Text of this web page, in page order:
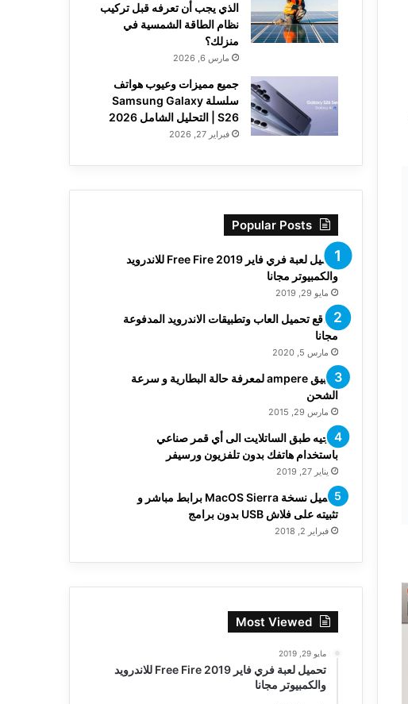
الذي يجب أن تعرفه قبل تركيب
نظام الطاقة الشمسية في
منزلك؟
مارس 6, 2026
جميع مميزات وعيوب هواتف
سلسلة Samsung Galaxy
S26 | التحليل الشامل 2026
فبراير 27, 2026
Popular Posts
تحميل لعبة فري فاير Free Fire 2019 للاندرويد
والكمبيوتر مجانا
مايو 29, 2019
مواقع تحميل العاب وتطبيقات الاندرويد المدفوعة
مجانا
مارس 5, 2020
تطبيق ampere لمعرفة حالة البطارية و سرعة
الشحن
مارس 29, 2015
توجيه طبق الساتلايت الى أي قمر صناعي
باستخدام هاتفك بدون تلفزيون ورسيفر
يناير 27, 2019
تحميل نسخة MacOS Sierra برابط مباشر و
تثبيته على فلاش USB بدون برامج
فبراير 2, 2018
Most Viewed
مايو 29, 2019
تحميل لعبة فري فاير Free Fire 2019 للاندرويد
والكمبيوتر مجانا